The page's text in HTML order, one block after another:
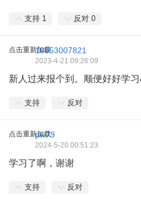
支持 1 反对 0
点击重新加载18853007821
2023-4-21 09:26:09
新人过来报个到。顺便好好学
支持 反对
点击重新加载
pw79
2024-5-20 00:51:23
学习了啊，谢谢
支持 反对